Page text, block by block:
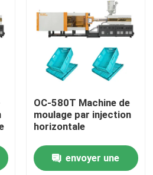
OC-580T Machine de
moulage par injection
horizontale
envoyer une